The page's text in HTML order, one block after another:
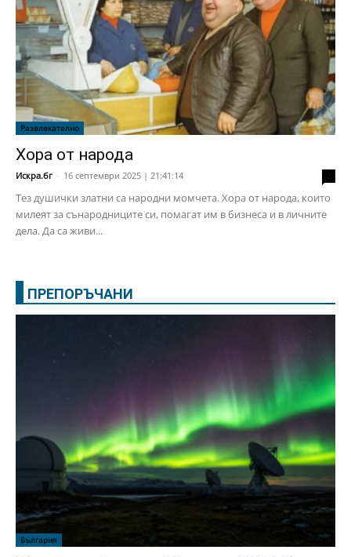
Развлекателно
Хора от народа
Искра.бг - 16 септември 2025 | 21:41:14
Тез душички златни са народни момчета. Хора от народа, които
милеят за сънародниците си, помагат им в бизнеса и в личните
дела. Да са живи...
ПРЕПОРЪЧАНИ
България